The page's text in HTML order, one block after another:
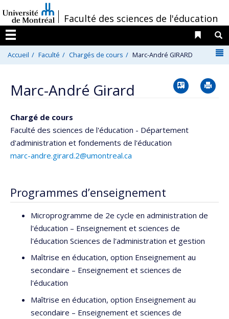
au
contenu
/Faculté des sciences de l'éducation
Menu
Liens
Accueil Faculté Chargés de cours Marc-André GIRARD
Marc-André Girard Vcard
Chargé de cours
Faculté des sciences de l'éducation - Département
d'administration et fondements de l'éducation
marc-andre.girard.2@umontreal.ca
Programmes d’enseignement
Microprogramme de 2e cycle en administration de
l'éducation – Enseignement et sciences de
l'éducation Sciences de l'administration et gestion
Maîtrise en éducation, option Enseignement au
secondaire – Enseignement et sciences de
l'éducation
Maîtrise en éducation, option Enseignement au
secondaire – Enseignement et sciences de